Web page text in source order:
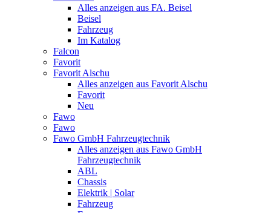
Alles anzeigen aus FA. Beisel
Beisel
Fahrzeug
Im Katalog
Falcon
Favorit
Favorit Alschu
Alles anzeigen aus Favorit Alschu
Favorit
Neu
Fawo
Fawo
Fawo GmbH Fahrzeugtechnik
Alles anzeigen aus Fawo GmbH
Fahrzeugtechnik
ABL
Chassis
Elektrik | Solar
Fahrzeug